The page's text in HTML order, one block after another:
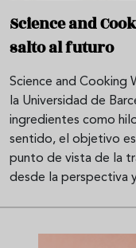
Science and
salto al futuro
Science and Cooking
la Universidad de
ingredientes como
sentido, el objetivo es
punto de vista de la
desde la perspectiva